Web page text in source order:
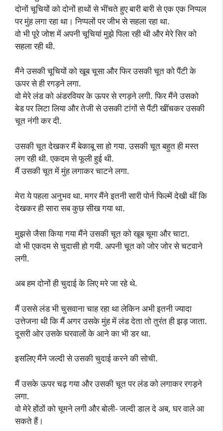
दोनों चूचियों को दोनों हाथों से भींचते हुए बारी बारी से एक एक निप्पल
पर मुंह लगा रहा था। निप्पलों पर जीभ से सहला रहा था.
वो भी पूरे जोश में अपनी चूचियां मुझे पिला रही थी और मेरे सिर को
सहला रही थी.
मैंने उसकी चूचियों को खूब चूसा और फिर उसकी चूत को पैंटी के
ऊपर से ही रगड़ने लगा.
वो मेरे लंड को अंडरवियर के ऊपर से रगड़ने लगी. फिर मैंने उसको
बेड पर लिटा लिया और तेजी से उसकी टांगों से पैंटी खींचकर उसकी
चूत नंगी कर दी.
उसकी चूत देखकर मैं बेकाबू सा हो गया. उसकी चूत बहुत ही मस्त
लग रही थी. एकदम से फूली हुई थी.
मैं उसकी चूत में मुंह लगाकर चाटने लगा.
मेरा ये पहला अनुभव था. मगर मैंने इतनी सारी पोर्न फिल्में देखी थीं कि
देखकर ही सारा सब कुछ सीख गया था.
मुझसे जैसा किया गया मैंने उसकी चूत को खूब चूमा और चाटा.
वो भी एकदम से चुदासी हो गयी. अपनी चूत को जोर जोर से चटवाने
लगी.
अब हम दोनों ही चुदाई के लिए मरे जा रहे थे.
मैं उससे लंड भी चुसवाना चाह रहा था लेकिन अभी इतनी ज्यादा
उत्तेजना थी कि मैं अगर उसके मुंह में लंड देता तो तुरंत ही झड़ जाता.
दूसरी ओर उसके घरवालों के आने का भी डर था.
इसलिए मैंने जल्दी से उसकी चुदाई करने की सोची.
मैं उसके ऊपर चढ़ गया और उसकी चूत पर लंड को लगाकर रगड़ने
लगा.
वो मेरे होंठों को चूमने लगी और बोली- जल्दी डाल दे अब, घर वाले आ
सकते हैं।